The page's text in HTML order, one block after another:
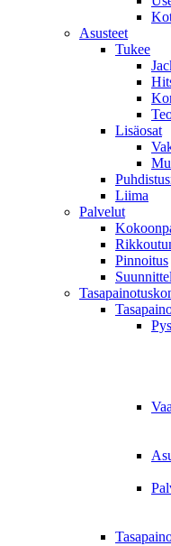
Asusteet
Tukee
Lisäosat
Liima
Palvelut
Pinnoitus